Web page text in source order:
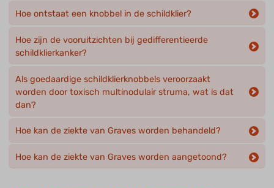
Hoe ontstaat een knobbel in de schildklier?
Hoe zijn de vooruitzichten bij gedifferentieerde
schildklierkanker?
Als goedaardige schildklierknobbels veroorzaakt
worden door toxisch multinodulair struma, wat is dat
dan?
Hoe kan de ziekte van Graves worden behandeld?
Hoe kan de ziekte van Graves worden aangetoond?